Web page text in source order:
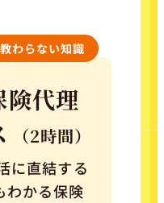
わらない知識
険代理
（2時間）
に直結する
わかる保険